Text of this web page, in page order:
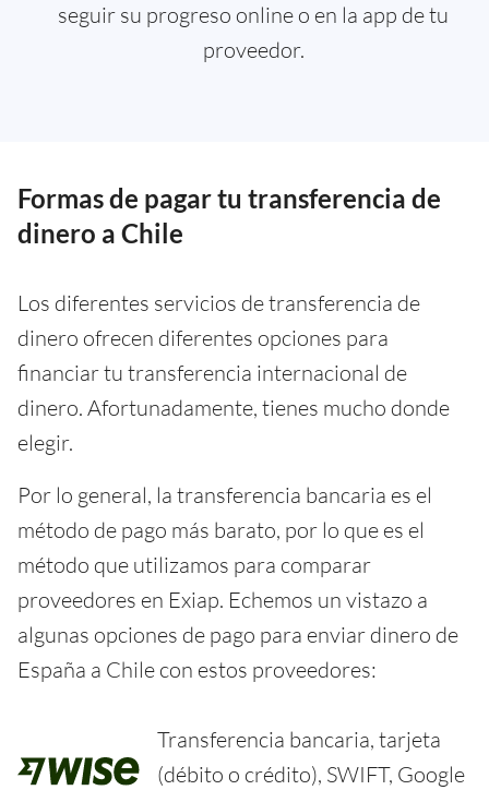
seguir su progreso online o en la app de tu
proveedor.
Formas de pagar tu transferencia de
dinero a Chile
Los diferentes servicios de transferencia de
dinero ofrecen diferentes opciones para
financiar tu transferencia internacional de
dinero. Afortunadamente, tienes mucho donde
elegir.
Por lo general, la transferencia bancaria es el
método de pago más barato, por lo que es el
método que utilizamos para comparar
proveedores en Exiap. Echemos un vistazo a
algunas opciones de pago para enviar dinero de
España a Chile con estos proveedores:
Transferencia bancaria, tarjeta
(débito o crédito), SWIFT, Google